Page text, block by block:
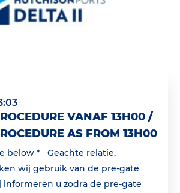
VANAF 13H00 /
AS FROM 13H00
below * Geachte relatie,
wij gebruik van de pre-gate
u zodra de pre-gate